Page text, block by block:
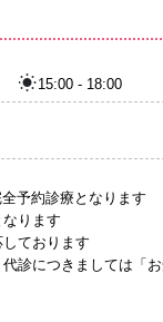
15:00 - 18:00
予約診療となります
ります
ております
診につきましては「